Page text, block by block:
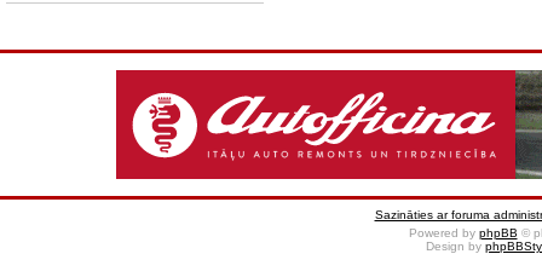
Sazināties ar foruma
Powered by phpBB ©
Design by